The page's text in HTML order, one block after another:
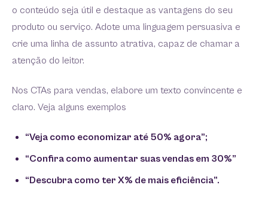
o conteúdo seja útil e destaque as vantagens do seu
produto ou serviço. Adote uma linguagem persuasiva e
crie uma linha de assunto atrativa, capaz de chamar a
atenção do leitor.
Nos CTAs para vendas, elabore um texto convincente e
claro. Veja alguns exemplos
“Veja como economizar até 50% agora”;
“Confira como aumentar suas vendas em 30%”
“Descubra como ter X% de mais eficiência”.